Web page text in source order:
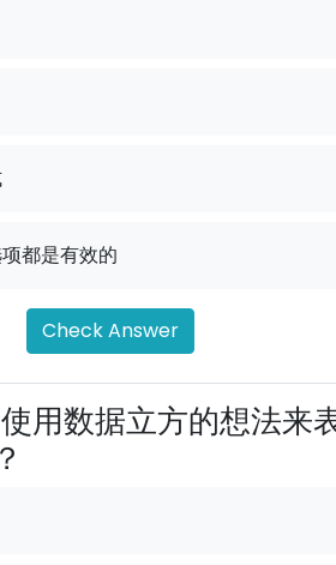
都是有效的
Check Answer
用数据立方的想法来